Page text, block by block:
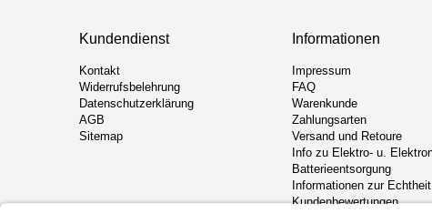
Kundendienst
Kontakt
Widerrufsbelehrung
Datenschutzerklärung
AGB
Sitemap
Informationen
Impressum
FAQ
Warenkunde
Zahlungsarten
Versand und Retoure
Info zu Elektro- u.
Batterieentsorgung
Informationen zur
Kundenbewertungen